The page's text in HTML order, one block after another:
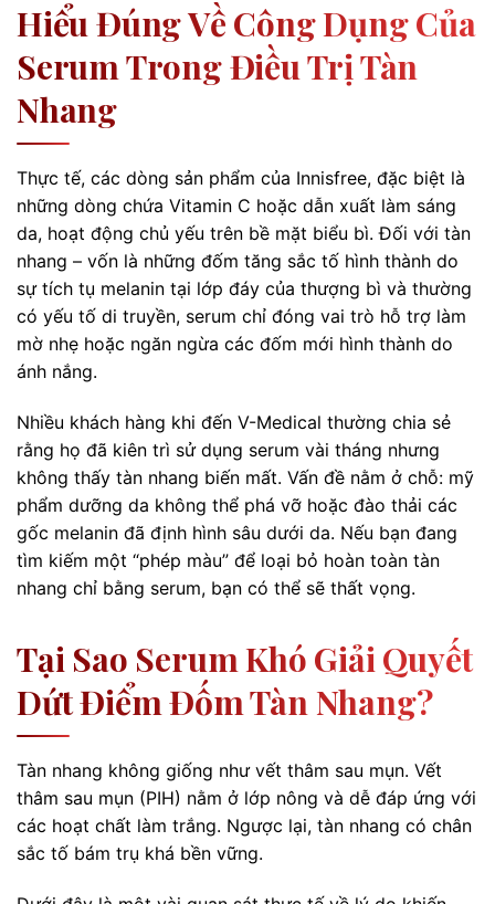
Hiểu Đúng Về Công Dụng Của
Serum Trong Điều Trị Tàn
Nhang
Thực tế, các dòng sản phẩm của Innisfree, đặc biệt là
những dòng chứa Vitamin C hoặc dẫn xuất làm sáng
da, hoạt động chủ yếu trên bề mặt biểu bì. Đối với tàn
nhang – vốn là những đốm tăng sắc tố hình thành do
sự tích tụ melanin tại lớp đáy của thượng bì và thường
có yếu tố di truyền, serum chỉ đóng vai trò hỗ trợ làm
mờ nhẹ hoặc ngăn ngừa các đốm mới hình thành do
ánh nắng.
Nhiều khách hàng khi đến V-Medical thường chia sẻ
rằng họ đã kiên trì sử dụng serum vài tháng nhưng
không thấy tàn nhang biến mất. Vấn đề nằm ở chỗ: mỹ
phẩm dưỡng da không thể phá vỡ hoặc đào thải các
gốc melanin đã định hình sâu dưới da. Nếu bạn đang
tìm kiếm một “phép màu” để loại bỏ hoàn toàn tàn
nhang chỉ bằng serum, bạn có thể sẽ thất vọng.
Tại Sao Serum Khó Giải Quyết
Dứt Điểm Đốm Tàn Nhang?
Tàn nhang không giống như vết thâm sau mụn. Vết
thâm sau mụn (PIH) nằm ở lớp nông và dễ đáp ứng với
các hoạt chất làm trắng. Ngược lại, tàn nhang có chân
sắc tố bám trụ khá bền vững.